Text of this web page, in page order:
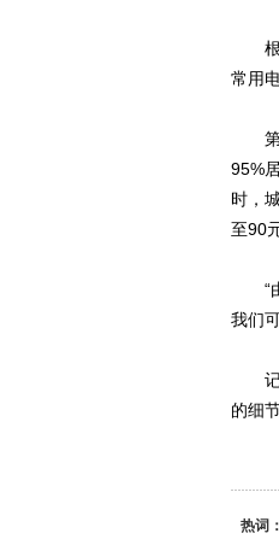
根据
常用
第一
95%
时，
至90
“由
我们
记者
的细
热词：